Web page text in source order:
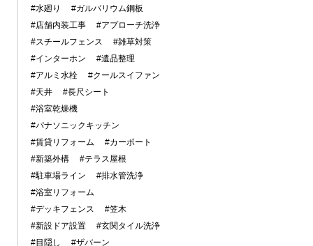
#水廻り
#ガルバリウム鋼板
#店舗内装工事
#アプローチ洗浄
#スチールフェンス
#雑草対策
#インターホン
#遺品整理
#アルミ水栓
#クールスイファン
#天井
#長尺シート
#浴室乾燥機
#パナソニックキッチン
#賃貸リフォーム
#カーポート
#新築外構
#テラス屋根
#駐車場ライン
#排水管洗浄
#浴室リフォーム
#デッキフェンス
#笠木
#新設ドア設置
#玄関タイル洗浄
#目隠し
#ザバーン